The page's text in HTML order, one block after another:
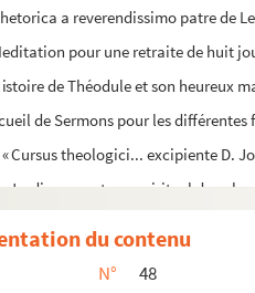
a reverendissimo patre de
pour une retraite de huit
de Théodule et son heureux
de Sermons pour les différentes
« Cursus theologici... excipiente D.
Jardin ou parterre spirituel dans
oratoires de maistre Remy
du contenu
N°
48